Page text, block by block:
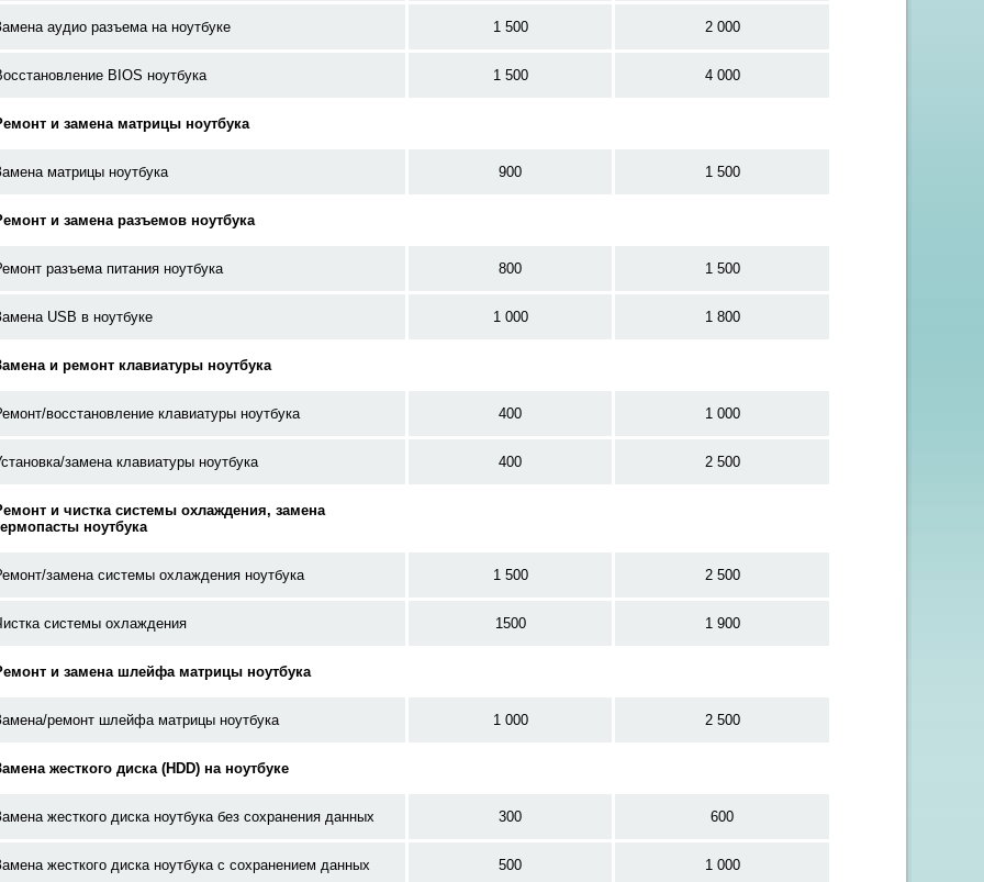
аудио разъема на ноутбуке 1 500 2 000
BIOS ноутбука 1 500 4 000
и замена матрицы ноутбука
матрицы ноутбука 900 1 500
и замена разъемов ноутбука
разъема питания ноутбука 800 1 500
USB в ноутбуке 1 000 1 800
и ремонт клавиатуры ноутбука
восстановление клавиатуры ноутбука 400 1 000
замена клавиатуры ноутбука 400 2 500
и чистка системы охлаждения, замена
ноутбука
замена системы охлаждения ноутбука 1 500 2 500
системы охлаждения 1500 1 900
и замена шлейфа матрицы ноутбука
ремонт шлейфа матрицы ноутбука 1 000 2 500
жесткого диска (HDD) на ноутбуке
жесткого диска ноутбука без сохранения данных 300 600
жесткого диска ноутбука с сохранением данных 500 1 000